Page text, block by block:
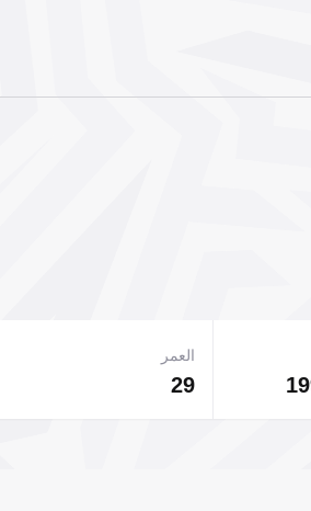
29
العمر